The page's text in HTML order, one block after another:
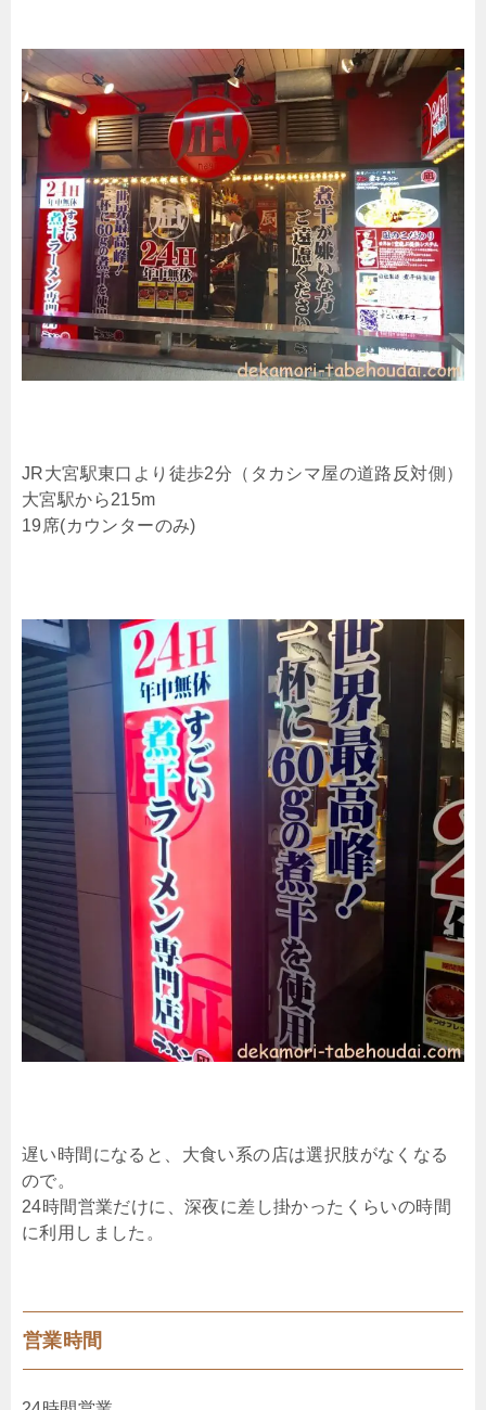
JR大宮駅東口より徒歩2分（タカシマ屋の道路反対側）
大宮駅から215m
19席(カウンターのみ)
遅い時間になると、大食い系の店は選択肢がなくなる
ので。
24時間営業だけに、深夜に差し掛かったくらいの時間
に利用しました。
営業時間